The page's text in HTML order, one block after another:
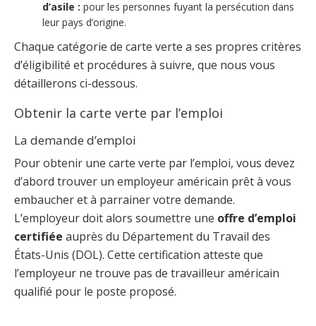
d’asile : pour les personnes fuyant la persécution dans
leur pays d’origine.
Chaque catégorie de carte verte a ses propres critères
d’éligibilité et procédures à suivre, que nous vous
détaillerons ci-dessous.
Obtenir la carte verte par l’emploi
La demande d’emploi
Pour obtenir une carte verte par l’emploi, vous devez
d’abord trouver un employeur américain prêt à vous
embaucher et à parrainer votre demande.
L’employeur doit alors soumettre une offre d’emploi
certifiée auprès du Département du Travail des
États-Unis (DOL). Cette certification atteste que
l’employeur ne trouve pas de travailleur américain
qualifié pour le poste proposé.